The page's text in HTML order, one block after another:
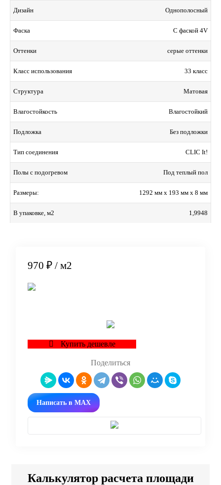
Дизайн Однополосный
Фаска С фаской 4V
Оттенки серые оттенки
Класс использования 33 класс
Структура Матовая
Влагостойкость Влагостойкий
Подложка Без подложки
Тип соединения CLIC It!
Полы с подогревом Под теплый пол
Размеры: 1292 мм x 193 мм x 8 мм
В упаковке, м2 1,9948
970 ₽ / м2
Купить дешевле
Поделиться
Написать в MAX
Калькулятор расчета площади